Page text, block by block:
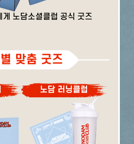
노담소셜클럽 공식 굿즈
맞춤 굿즈
노담 러닝클럽